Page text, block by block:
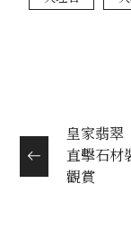
皇家翡翠
直擊石材
觀賞